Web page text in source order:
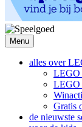
Menu Spring
naar
inhoud
alles over
LEGO
LEGO
Gratis
de nieuwste